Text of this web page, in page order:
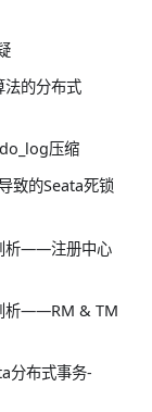
法的分布式
压缩
致的Seata死锁
析——注册中心
析——RM & TM
分布式事务-